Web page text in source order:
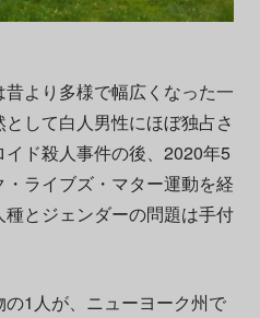
より多様で幅広くなった一
して白人男性にほぼ独占さ
ド殺人事件の後、2020年5
ライブズ・マター運動を経
とジェンダーの問題は手付
1人が、ニューヨーク州で